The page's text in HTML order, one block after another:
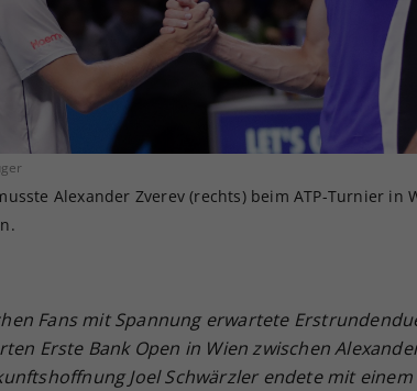
Alexander Zverev (rechts) beim ATP-Turnier in
Fans mit Spannung erwartete
Erste Bank Open in Wien zwischen
Joel Schwärzler endete mit einem
Ihrer
Webseiten-